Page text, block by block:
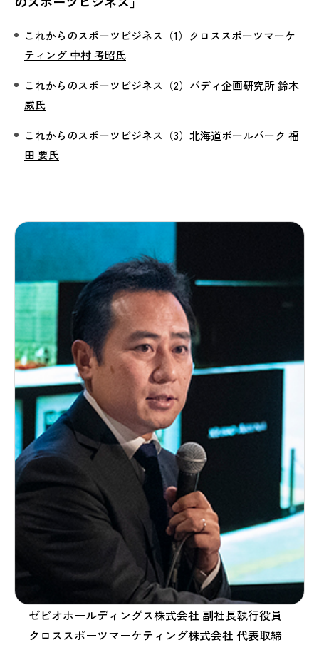
これからのスポーツビジネス（1）クロススポーツマーケ
ティング 中村 考昭氏
これからのスポーツビジネス（2）バディ企画研究所 鈴木
威氏
これからのスポーツビジネス（3）北海道ボールパーク 福
田 要氏
ゼビオホールディングス株式会社 副社長執行役員
クロススポーツマーケティング株式会社 代表取締